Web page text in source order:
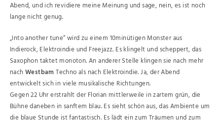
Abend, und ich revidiere meine Meinung und sage, nein, es ist noch
lange nicht genug.
„Into another tune“ wird zu einem 10minütigen Monster aus
Indierock, Elektroindie und Freejazz. Es klingelt und scheppert, das
Saxophon taktet monoton. An anderer Stelle klingen sie nach mehr
nachWestbamTechno als nach Elektroindie. Ja, der Abend
entwickelt sich in viele musikalische Richtungen.
Gegen 22 Uhr erstrahlt der Florian mittlerweile in zartem grün, die
Bühne daneben in sanftem blau. Es sieht schön aus, das Ambiente um
die blaue Stunde ist fantastisch. Es lädt ein zum Träumen und zum